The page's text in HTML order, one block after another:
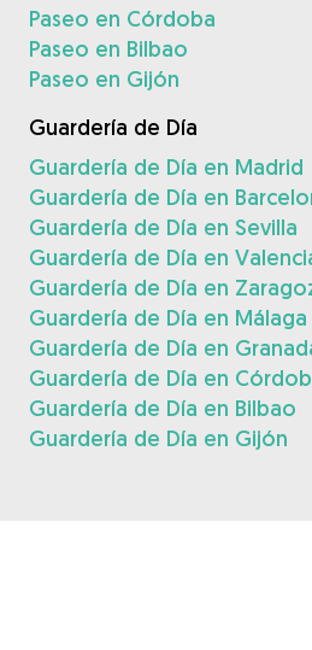
Paseo en Córdoba
Paseo en Bilbao
Paseo en Gijón
Guardería de Día
Guardería de Día en Madrid
Guardería de Día en
Guardería de Día en Sevilla
Guardería de Día en
Guardería de Día en
Guardería de Día en Málaga
Guardería de Día en
Guardería de Día en
Guardería de Día en Bilbao
Guardería de Día en Gijón